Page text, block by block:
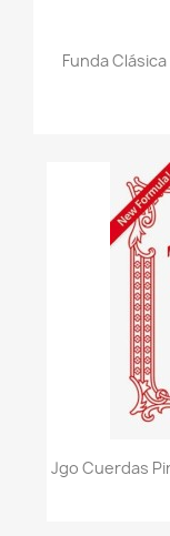
Funda
Jgo Cuerdas